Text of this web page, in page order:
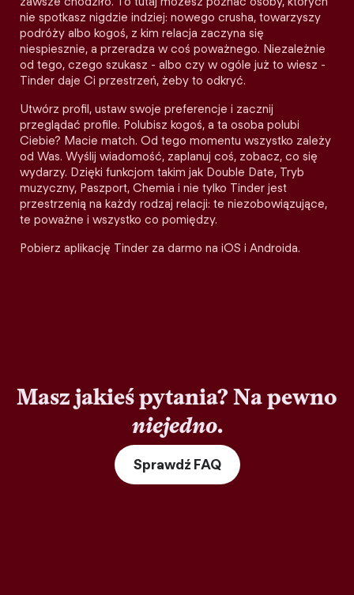
nie spotkasz nigdzie indziej: nowego crusha, towarzyszy
podróży albo kogoś, z kim relacja zaczyna się
niespiesznie, a przeradza w coś poważnego. Niezależnie
od tego, czego szukasz - albo czy w ogóle już to wiesz -
Tinder daje Ci przestrzeń, żeby to odkryć.
Utwórz profil, ustaw swoje preferencje i zacznij
przeglądać profile. Polubisz kogoś, a ta osoba polubi
Ciebie? Macie match. Od tego momentu wszystko zależy
od Was. Wyślij wiadomość, zaplanuj coś, zobacz, co się
wydarzy. Dzięki funkcjom takim jak Double Date, Tryb
muzyczny, Paszport, Chemia i nie tylko Tinder jest
przestrzenią na każdy rodzaj relacji: te niezobowiązujące,
te poważne i wszystko co pomiędzy.
Pobierz aplikację Tinder za darmo na iOS i Androida.
Masz jakieś pytania? Na pewno
niejedno.
Sprawdź FAQ